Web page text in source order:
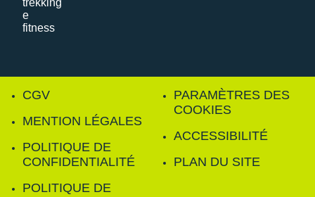
CGV
MENTION LÉGALES
POLITIQUE DE
CONFIDENTIALITÉ
POLITIQUE DE
PARAMÈTRES DES
COOKIES
ACCESSIBILITÉ
PLAN DU SITE